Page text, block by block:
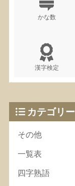
かな数
漢字検定
カテゴリー
その他
一覧表
四字熟語